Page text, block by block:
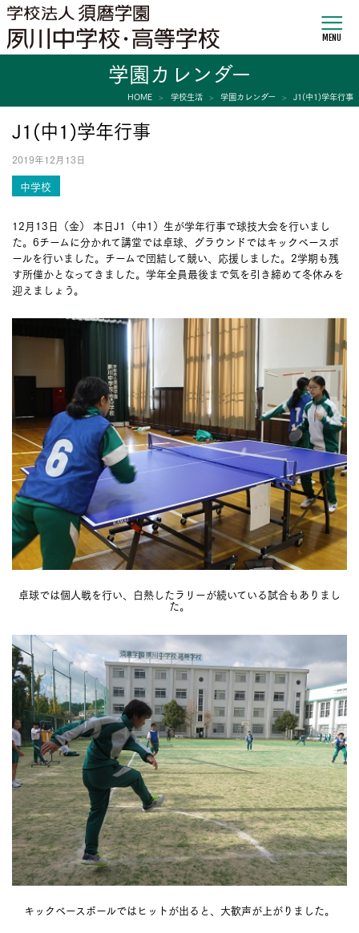
MENU
学園カレンダー
HOME 学校生活 学園カレンダー J1(中1)学年行事
J1(中1)学年行事
2019年12月13日
中学校
12月13日（金） 本日J1（中1）生が学年行事で球技大会を行いまし
た。6チームに分かれて講堂では卓球、グラウンドではキックベースボ
ールを行いました。チームで団結して競い、応援しました。2学期も残
す所僅かとなってきました。学年全員最後まで気を引き締めて冬休みを
迎えましょう。
卓球では個人戦を行い、白熱したラリーが続いている試合もありまし
た。
キックベースボールではヒットが出ると、大歓声が上がりました。